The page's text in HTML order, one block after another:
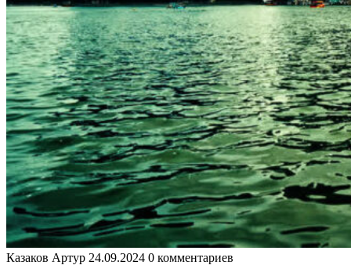
Казаков Артур 24.09.2024 0 комментариев